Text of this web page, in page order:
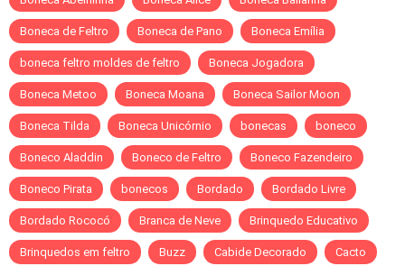
Boneca de Feltro Boneca de Pano Boneca Emília
boneca feltro moldes de feltro Boneca Jogadora
Boneca Metoo Boneca Moana Boneca Sailor Moon
Boneca Tilda Boneca Unicórnio bonecas boneco
Boneco Aladdin Boneco de Feltro Boneco Fazendeiro
Boneco Pirata bonecos Bordado Bordado Livre
Bordado Rococó Branca de Neve Brinquedo Educativo
Brinquedos em feltro Buzz Cabide Decorado Cacto